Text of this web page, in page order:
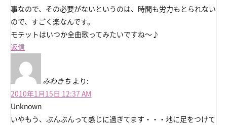
事なので、その必要がないというのは、時間も労力もとられない
ので、すごく楽なんです。
モテットはいつか全曲歌ってみたいですね～♪
返信
みわきち より:
2010年1月15日 12:37 AM
Unknown
いやもう、ぶんぶんって感じに過ぎてます・・・地に足をつけて